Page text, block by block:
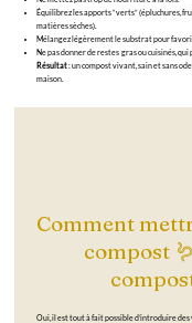
Équilibrez les apports “verts” (épluchures,
matières sèches).
Mélangez légèrement le substrat pour
Ne pas donner de restes gras ou cuisinés,
Résultat: un compost vivant, sain et sans
maison.
Comment
compost
Oui, il est tout à fait possible d’introduire des